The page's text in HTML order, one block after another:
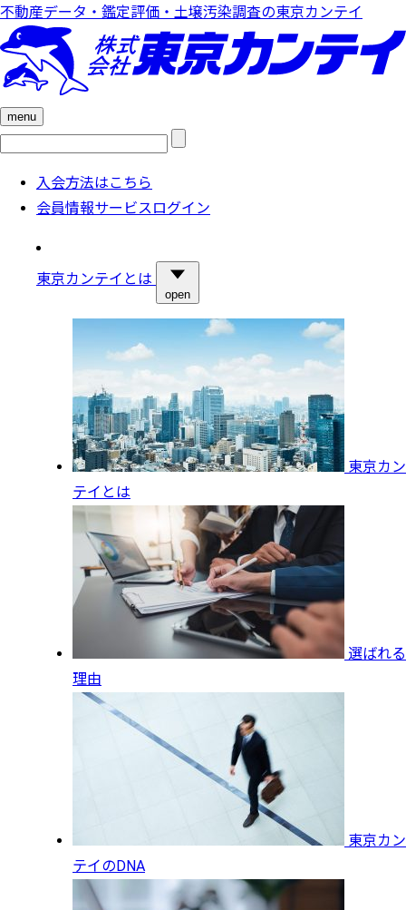
不動産データ・鑑定評価・土壌汚染調査の東京カンテイ
menu
検
入会方法はこちら
会員情報サービスログイン
東京カンテイとは
open
東京カン
テイとは
選ばれる
理由
東京カン
テイのDNA